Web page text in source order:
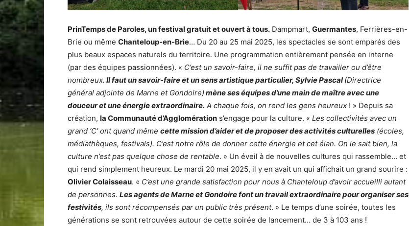
PrinTemps de Paroles, un festival gratuit et ouvert à tous. Dampmart, Guermantes, Ferrières-en-
Brie ou même Chanteloup-en-Brie… Du 20 au 25 mai 2025, les spectacles se sont emparés des
plus beaux espaces naturels du territoire. Une programmation entièrement pensée en interne
(par des équipes passionnées). « C’est un savoir-faire, il ne suffit pas de travailler ou d’être
nombreux. Il faut un savoir-faire et un sens artistique particulier, Sylvie Pascal(Directrice
général adjointe de Marne et Gondoire) mène ses équipes d’une main de maître avec une
douceur et une énergie extraordinaire. A chaque fois, on rend les gens heureux ! » Depuis sa
création, la Communauté d’Agglomération s’engage pour la culture. « Les collectivités avec un
grand ‘C’ ont quand même cette mission d’aider et de proposer des activités culturelles (écoles,
médiathèques, festivals). C’est notre rôle de donner cette énergie et cet élan. On le sait bien, la
culture n’est pas quelque chose de rentable. » Un éveil à de nouvelles cultures qui rassemble… et
qui rend simplement heureux. Le mardi 20 mai 2025, il y en avait un qui affichait un grand sourire :
Olivier Colaisseau. « C’est une grande satisfaction pour nous à Chanteloup d’avoir accueilli autant
de personnes. Les agents de Marne et Gondoire font un travail extraordinaire pour organiser ses
festivités, ils sont récompensés par un public très présent. » Le temps d’une soirée, toutes les
générations se sont retrouvées autour de cette soirée de lancement… de 3 à 103 ans !